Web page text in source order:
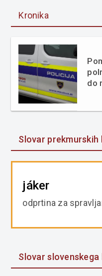
Kronika
do
Slovar prekmurskih
jáker
odprtina za
Slovar slovenskega